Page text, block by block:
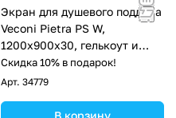
Экран для душевого поддона
Veconi Pietra PS W,
1200x900x30, гелькоут и
стекловолокно, белый
Скидка 10% в подарок!
Арт. 34779
В корзину